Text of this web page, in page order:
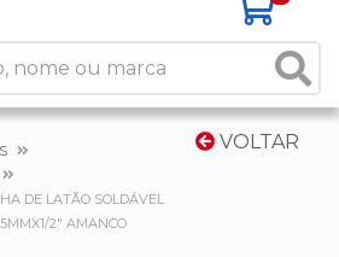
VOLTAR
DE LATÃO SOLDÁVEL
2" AMANCO